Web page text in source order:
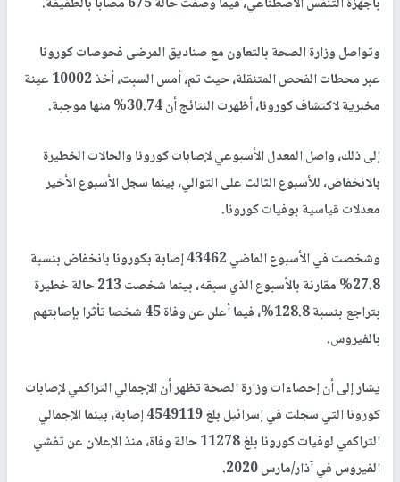
بأجهزة التنفس الاصطناعي، فيما وصفت حالة 675 مصابا بالطفيفة.
وتواصل وزارة الصحة بالتعاون مع صناديق المرضى فحوصات كورونا
عبر محطات الفحص المتنقلة، حيث تم، أمس السبت، أخذ 10002 عينة
مخبرية لاكتشاف كورونا، أظهرت النتائج أن 30.74% منها موجبة.
إلى ذلك، واصل المعدل الأسبوعي لإصابات كورونا والحالات الخطيرة
بالانخفاض، للأسبوع الثالث على التوالي، بينما سجل الأسبوع الأخير
معدلات قياسية بوفيات كورونا.
وشخصت في الأسبوع الماضي 43462 إصابة بكورونا بانخفاض بنسبة
27.8% مقارنة بالأسبوع الذي سبقه، بينما شخصت 213 حالة خطيرة
بتراجع بنسبة 128.8%، فيما أعلن عن وفاة 45 شخصا تأثرا بإصابتهم
بالفيروس.
يشار إلى أن إحصاءات وزارة الصحة تظهر أن الإجمالي التراكمي لإصابات
كورونا التي سجلت في إسرائيل بلغ 4549119 إصابة، بينما الإجمالي
التراكمي لوفيات كورونا بلغ 11278 حالة وفاة، منذ الإعلان عن تفشي
الفيروس في آذار/مارس 2020.